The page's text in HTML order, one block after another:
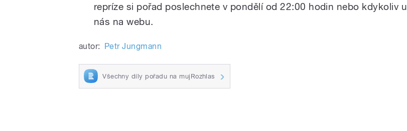
repríze si pořad poslechnete v pondělí od 22:00 hodin nebo kdykoliv u
nás na webu.
autor: Petr Jungmann
Všechny díly pořadu na mujRozhlas